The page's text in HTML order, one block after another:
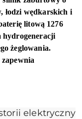
łodzi wędkarskich i
litową 1276
hydrogeneracji
żeglowania.
elektryczny